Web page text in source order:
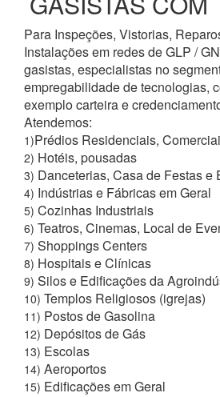
Para Inspeções, Vistorias,
Instalações em redes de GLP /
gasistas, especialistas no
empregabilidade de tecnologias,
exemplo carteira e
Atendemos:
1)Prédios Residenciais,
2) Hotéis, pousadas
3) Danceterias, Casa de Festas e
4) Indústrias e Fábricas em Geral
5) Cozinhas Industriais
6) Teatros, Cinemas, Local de
7) Shoppings Centers
8) Hospitais e Clínicas
9) Silos e Edificações da
10) Templos Religiosos (igrejas)
11) Postos de Gasolina
12) Depósitos de Gás
13) Escolas
14) Aeroportos
15) Edificações em Geral